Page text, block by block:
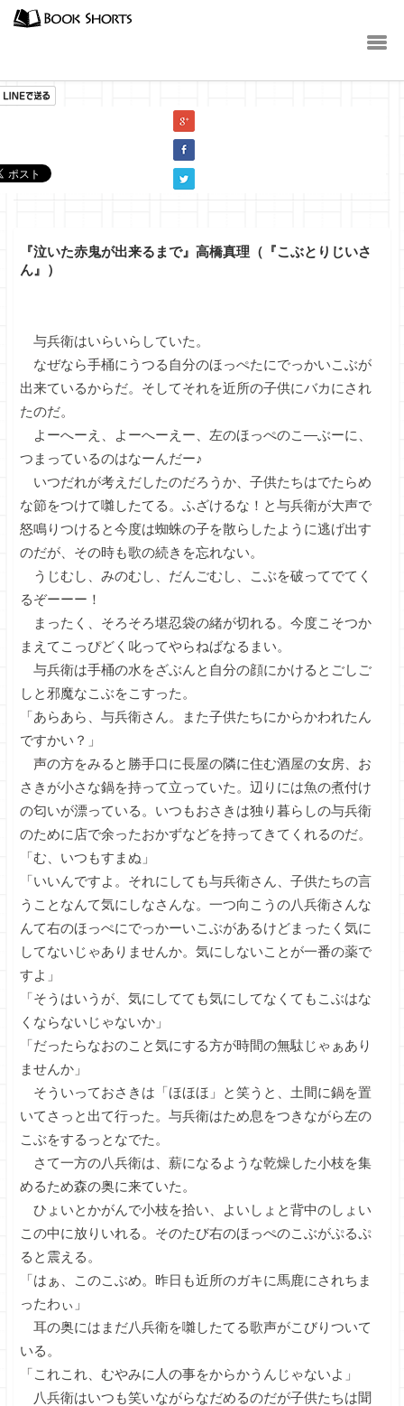
『泣いた赤鬼が出来るまで』高橋真理（『こぶとりじいさ
ん』）
与兵衛はいらいらしていた。
なぜなら手桶にうつる自分のほっぺたにでっかいこぶが
出来ているからだ。そしてそれを近所の子供にバカにされ
たのだ。
よーへーえ、よーへーえー、左のほっぺのこ―ぶーに、
つまっているのはなーんだー♪
いつだれが考えだしたのだろうか、子供たちはでたらめ
な節をつけて囃したてる。ふざけるな！と与兵衛が大声で
怒鳴りつけると今度は蜘蛛の子を散らしたように逃げ出す
のだが、その時も歌の続きを忘れない。
うじむし、みのむし、だんごむし、こぶを破ってでてく
るぞーーー！
まったく、そろそろ堪忍袋の緒が切れる。今度こそつか
まえてこっぴどく叱ってやらねばなるまい。
与兵衛は手桶の水をざぶんと自分の顔にかけるとごしご
しと邪魔なこぶをこすった。
「あらあら、与兵衛さん。また子供たちにからかわれたん
ですかい？」
声の方をみると勝手口に長屋の隣に住む酒屋の女房、お
さきが小さな鍋を持って立っていた。辺りには魚の煮付け
の匂いが漂っている。いつもおさきは独り暮らしの与兵衛
のために店で余ったおかずなどを持ってきてくれるのだ。
「む、いつもすまぬ」
「いいんですよ。それにしても与兵衛さん、子供たちの言
うことなんて気にしなさんな。一つ向こうの八兵衛さんな
んて右のほっぺにでっかーいこぶがあるけどまったく気に
してないじゃありませんか。気にしないことが一番の薬で
すよ」
「そうはいうが、気にしてても気にしてなくてもこぶはな
くならないじゃないか」
「だったらなおのこと気にする方が時間の無駄じゃぁあり
ませんか」
そういっておさきは「ほほほ」と笑うと、土間に鍋を置
いてさっと出て行った。与兵衛はため息をつきながら左の
こぶをするっとなでた。
さて一方の八兵衛は、薪になるような乾燥した小枝を集
めるため森の奥に来ていた。
ひょいとかがんで小枝を拾い、よいしょと背中のしょい
この中に放りいれる。そのたび右のほっぺのこぶがぷるぷ
ると震える。
「はぁ、このこぶめ。昨日も近所のガキに馬鹿にされちま
ったわぃ」
耳の奥にはまだ八兵衛を囃したてる歌声がこびりついて
いる。
「これこれ、むやみに人の事をからかうんじゃないよ」
八兵衛はいつも笑いながらなだめるのだが子供たちは聞